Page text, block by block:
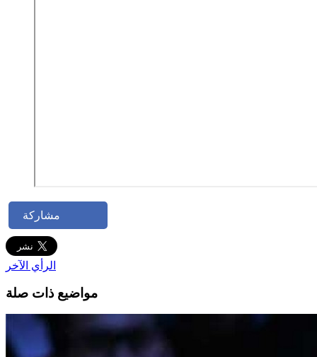
مشاركة
الرأي الآخر
مواضيع ذات صلة